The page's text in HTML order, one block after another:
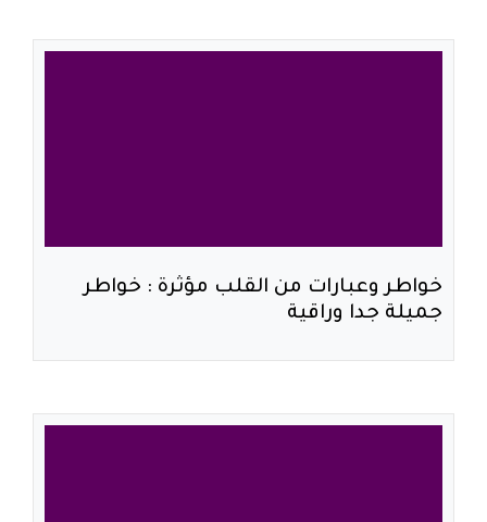
خواطر وعبارات من القلب مؤثرة : خواطر
جميلة جدا وراقية